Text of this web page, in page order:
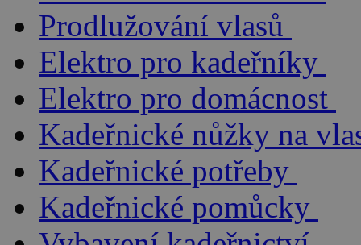
Prodlužování vlasů
Elektro pro kadeřníky
Elektro pro domácnost
Kadeřnické nůžky na
Kadeřnické potřeby
Kadeřnické pomůcky